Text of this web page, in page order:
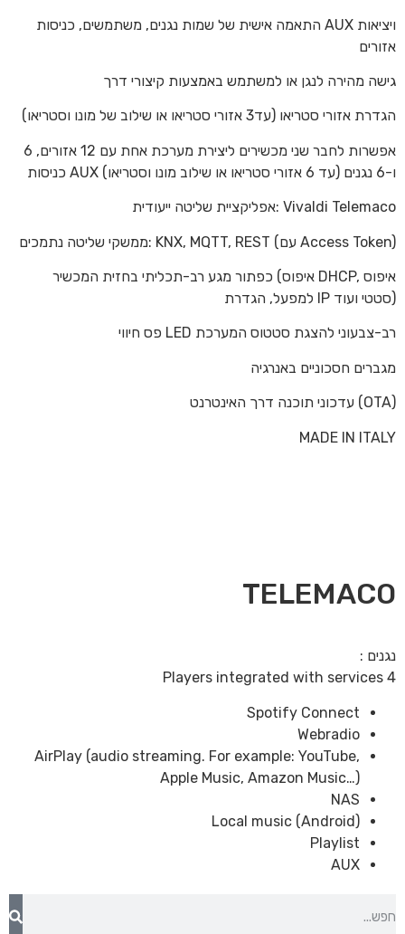
התאמה אישית של שמות נגנים, משתמשים, כניסות AUX ויציאות
אזורים
גישה מהירה לנגן או למשתמש באמצעות קיצורי דרך
הגדרת אזורי סטריאו (עד3 אזורי סטריאו או שילוב של מונו וסטריאו)
אפשרות לחבר שני מכשירים ליצירת מערכת אחת עם 12 אזורים, 6
כניסות AUX ו-6 נגנים (עד 6 אזורי סטריאו או שילוב מונו וסטריאו)
אפליקציית שליטה ייעודית: Vivaldi Telemaco
ממשקי שליטה נתמכים: KNX, MQTT, REST (עם Access Token)
כפתור מגע רב-תכליתי בחזית המכשיר (איפוס DHCP, איפוס
למפעל, הגדרת IP סטטי ועוד)
פס חיווי LED רב-צבעוני להצגת סטטוס המערכת
מגברים חסכוניים באנרגיה
עדכוני תוכנה דרך האינטרנט (OTA)
MADE IN ITALY
TELEMACO
נגנים :
4 Players integrated with services
Spotify Connect
Webradio
AirPlay (audio streaming. For example: YouTube,
Apple Music, Amazon Music…)
NAS
Local music (Android)
Playlist
AUX